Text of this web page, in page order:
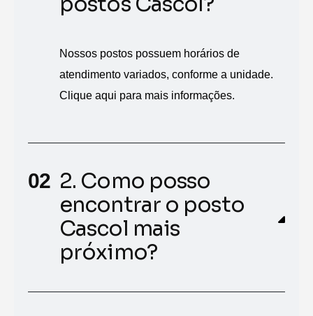
Nossos postos possuem horários de
atendimento variados, conforme a unidade.
Clique aqui para mais informações.
2. Como posso
encontrar o posto
Cascol mais
próximo?